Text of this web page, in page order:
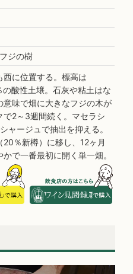
ジの樹
に位置する。標高は
酸性土壌。石灰や粘土はな
味で畑に大きなフジの木が
で2～3週間続く。マセラシ
ャージュで抽出を抑える。
％新樽）に移し、12ヶ月
で一番最初に開く単一畑。